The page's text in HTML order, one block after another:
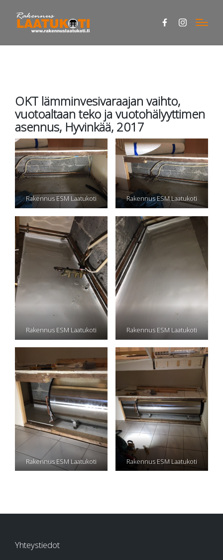
Facebook
Instagram
OKT lämminvesivaraajan vaihto,
vuotoaltaan teko ja vuotohälyyttimen
asennus, Hyvinkää, 2017
Rakennus ESM Laatukoti Rakennus ESM Laatukoti
Rakennus ESM Laatukoti Rakennus ESM Laatukoti
Rakennus ESM Laatukoti Rakennus ESM Laatukoti
Yhteystiedot